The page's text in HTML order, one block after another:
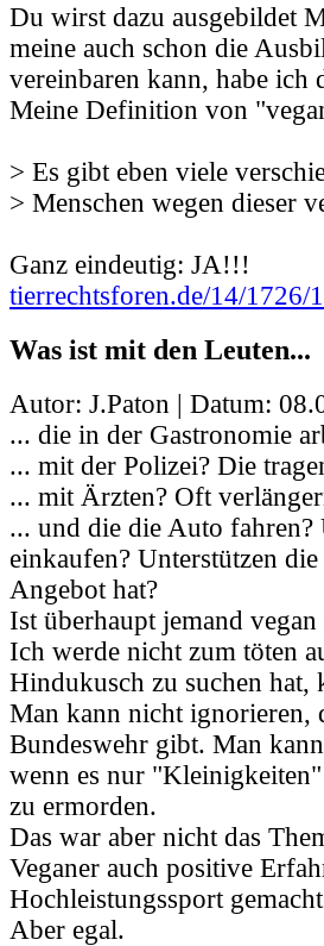
Du wirst dazu ausgebildet
meine auch schon die
vereinbaren kann, habe ich
Meine Definition von
> Es gibt eben viele
> Menschen wegen dieser
Ganz eindeutig: JA!!!
tierrechtsforen.de/14/1726/
Was ist mit den Leuten...
Autor: J.Paton | Datum:
... die in der Gastronomie
... mit der Polizei? Die
... mit Ärzten? Oft
... und die die Auto
einkaufen? Unterstützen
Angebot hat?
Ist überhaupt jemand
Ich werde nicht zum töten
Hindukusch zu suchen hat,
Man kann nicht ignorieren,
Bundeswehr gibt. Man
wenn es nur
zu ermorden.
Das war aber nicht das
Veganer auch positive
Hochleistungssport
Aber egal.